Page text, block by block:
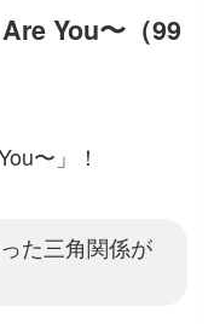
You〜（99
〜」！
た三角関係が